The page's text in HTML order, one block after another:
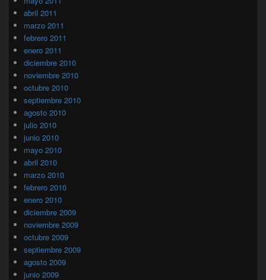
abril 2011
marzo 2011
febrero 2011
enero 2011
diciembre 2010
noviembre 2010
octubre 2010
septiembre 2010
agosto 2010
julio 2010
junio 2010
mayo 2010
abril 2010
marzo 2010
febrero 2010
enero 2010
diciembre 2009
noviembre 2009
octubre 2009
septiembre 2009
agosto 2009
junio 2009